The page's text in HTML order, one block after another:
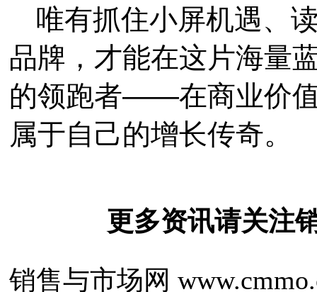
唯有抓住小屏机遇、
品牌，才能在这片海量
的领跑者——在商业价
属于自己的增长传奇。
更多资讯请关注
销售与市场网